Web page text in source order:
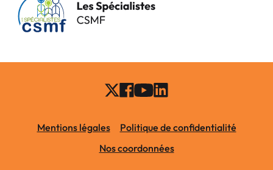
Mentions légales
Politique de confidentialité
Nos coordonnées